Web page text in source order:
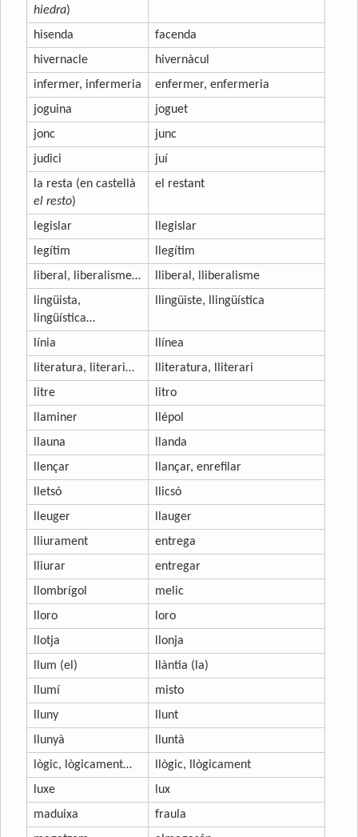
hiedra)
hisenda
facenda
hivernacle
hivernàcul
infermer, infermeria
enfermer, enfermeria
joguina
joguet
jonc
junc
judici
juí
la resta (en castellà
el resto)
el restant
legislar
llegislar
legítim
llegítim
liberal, liberalisme…
lliberal, lliberalisme
lingüista,
lingüística…
llingüiste, llingüística
línia
llínea
literatura, literari…
lliteratura, lliterari
litre
litro
llaminer
llépol
llauna
llanda
llençar
llançar, enrefilar
lletsó
llicsó
lleuger
llauger
lliurament
entrega
lliurar
entregar
llombrígol
melic
lloro
loro
llotja
llonja
llum (el)
llàntia (la)
llumí
misto
lluny
llunt
llunyà
lluntà
lògic, lògicament…
llògic, llògicament
luxe
lux
maduixa
fraula